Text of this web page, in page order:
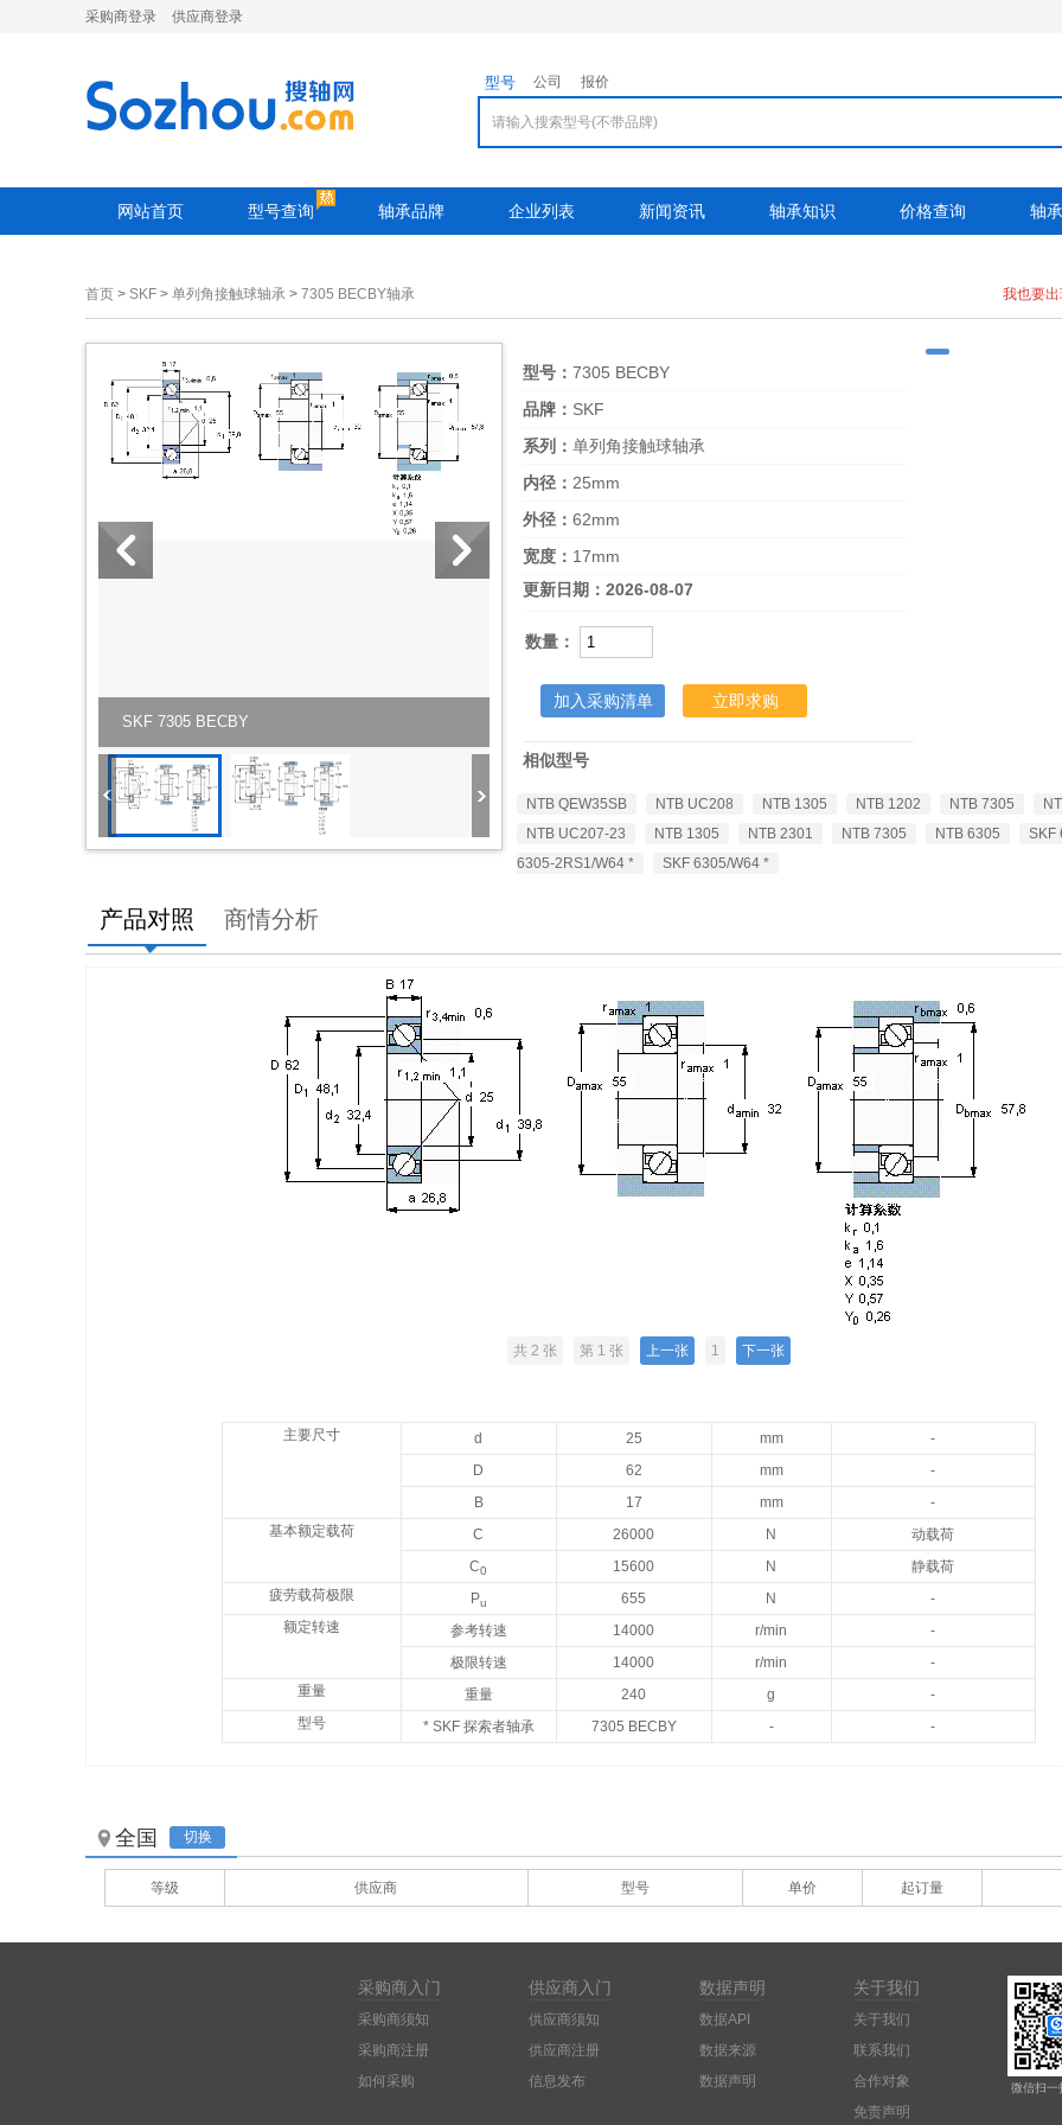
采购商登录 供应商登录
型号 公司 报价
网站首页 型号查询 轴承品牌 企业列表 新闻资讯 轴承知识 价格查询 轴
首页 > SKF > 单列角接触球轴承 > 7305 BECBY轴承 我也要
SKF 7305 BECBY
型号： 7305 BECBY
品牌： SKF
系列： 单列角接触球轴承
内径： 25mm
外径： 62mm
宽度： 17mm
更新日期： 2026-08-07
数量：
加入采购清单 立即求购
相似型号
NTB QEW35SB NTB UC208 NTB 1305 NTB 1202 NTB 7305
NTB UC207-23
NTB 1305 NTB 2301 NTB 7305 NTB 6305
SKF
6305-2RS1/W64 *
SKF 6305/W64 *
产品对照 商情分析
共 2 张 第 1 张 上一张 1 下一张
主要尺寸 d 25 mm
-
D
62 mm
-
B
17 mm
-
基本额定载荷
C 26000 N
动载荷
C0 15600 N
静载荷
疲劳载荷极限
Pu 655 N
-
额定转速
参考转速 14000 r/min
-
极限转速
14000 r/min
-
重量
重量 240 g
-
型号
* SKF 探索者轴承 7305 BECBY - -
全国 切换
等级 供应商 型号 单价 起订量
采购商入门
采购商须知
采购商注册
如何采购
供应商入门
供应商须知
供应商注册
信息发布
数据声明
数据API
数据来源
数据声明
关于我们
关于我们
联系我们
合作对象
免责声明
微信扫一